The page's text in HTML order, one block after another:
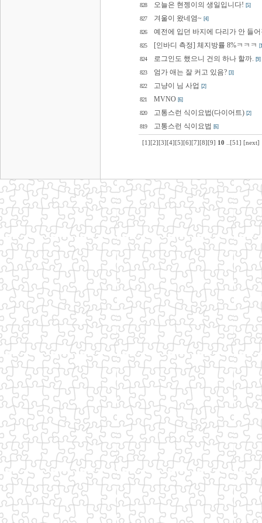
828 오늘은 현젱이의 생일입니다! [5]
827 겨울이 왔네염~ [4]
826 예전에 입던 바지에 다리가 안 들어
825 [인바디 측정] 체지방률 8%ㅋㅋㅋ
824 로그인도 했으니 건의 하나 할까. [9]
823 엄가 애는 잘 커고 있음? [3]
822 고냥이 님 사업 [2]
821 MVNO [6]
820 고통스런 식이요법(다이어트) [2]
819 고통스런 식이요법 [6]
[1] [2] [3] [4] [5] [6] [7] [8] [9] 10 [51] [next]